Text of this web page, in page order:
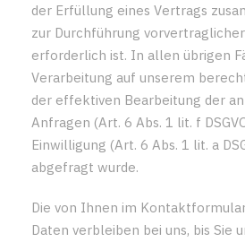
der Erfüllung eines Vertrags
zur Durchführung
erforderlich ist. In allen übrigen
Verarbeitung auf unserem
der effektiven Bearbeitung der
Anfragen (Art. 6 Abs. 1 lit. f
Einwilligung (Art. 6 Abs. 1 lit. a
abgefragt wurde.
Die von Ihnen im
Daten verbleiben bei uns, bis Sie